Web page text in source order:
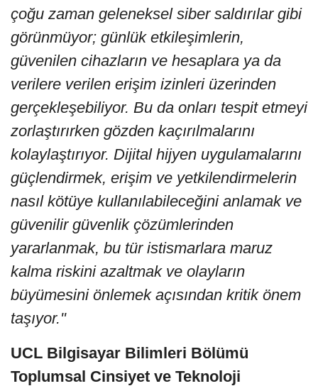
çoğu zaman geleneksel siber saldırılar gibi
görünmüyor; günlük etkileşimlerin,
güvenilen cihazların ve hesaplara ya da
verilere verilen erişim izinleri üzerinden
gerçekleşebiliyor. Bu da onları tespit etmeyi
zorlaştırırken gözden kaçırılmalarını
kolaylaştırıyor. Dijital hijyen uygulamalarını
güçlendirmek, erişim ve yetkilendirmelerin
nasıl kötüye kullanılabileceğini anlamak ve
güvenilir güvenlik çözümlerinden
yararlanmak, bu tür istismarlara maruz
kalma riskini azaltmak ve olayların
büyümesini önlemek açısından kritik önem
taşıyor."
UCL Bilgisayar Bilimleri Bölümü
Toplumsal Cinsiyet ve Teknoloji